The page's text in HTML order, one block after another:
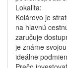
Lokalita:
Kolárovo je
na hlavnú
zaručuje
je známe
ideálne